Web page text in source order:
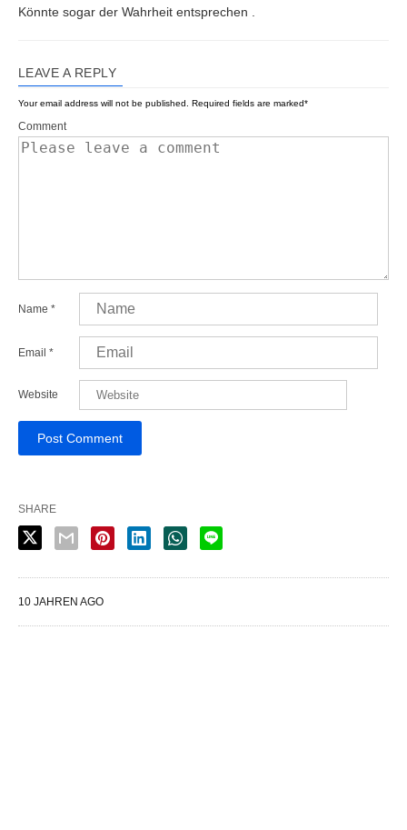
Könnte sogar der Wahrheit entsprechen .
LEAVE A REPLY
Your email address will not be published. Required fields are marked*
Comment
Name *
Email *
Website
SHARE
10 JAHREN AGO